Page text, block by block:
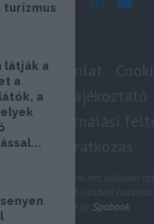
Médiaajánlat
tájékoztató
felhasználási
feliratkozás
a szerző írásbeli
Rights Reserved by
Spabook
turizmus
látják a
a
a